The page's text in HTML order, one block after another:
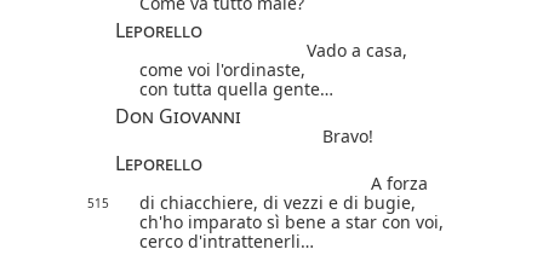
Leporello
Vado a casa,
come voi l'ordinaste,
con tutta quella gente…
Don Giovanni
Bravo!
Leporello
A forza
515
di chiacchiere, di vezzi e di bugie,
ch'ho imparato sì bene a star con voi,
cerco d'intrattenerli…